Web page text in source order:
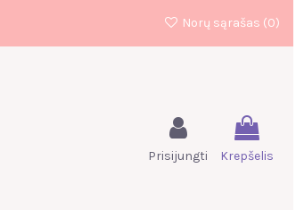
Norų sąrašas (0)
Prisijungti Krepšelis